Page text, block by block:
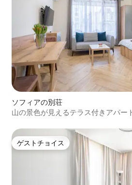
ソフィアの別荘
山の景色が見えるテラス付きアパー
ゲストチョイス
ゲストチョイス